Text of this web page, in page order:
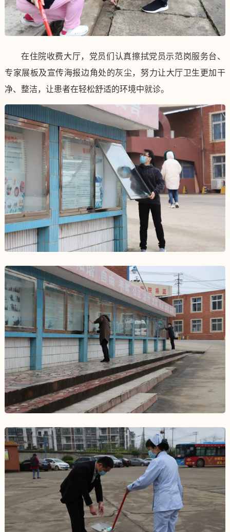
在住院收费大厅，党员们认真擦拭党员示范岗服务台、
专家展板及宣传海报边角处的灰尘，努力让大厅卫生更加干
净、整洁，让患者在轻松舒适的环境中就诊。